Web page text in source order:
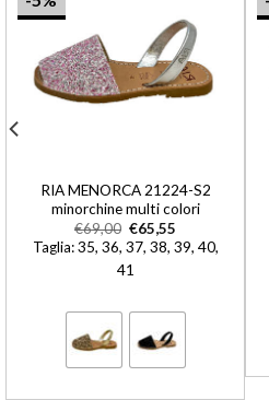
RIA MENORCA 21224-S2
minorchine multi colori
€69,00 €65,55
Taglia: 35, 36, 37, 38, 39, 40,
41